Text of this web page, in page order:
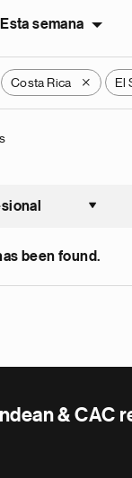
Esta semana
Costa Rica X El
been found.
& CAC